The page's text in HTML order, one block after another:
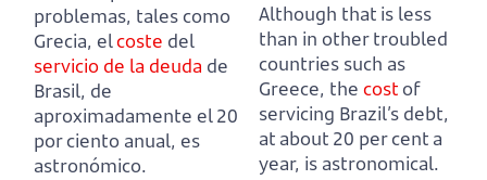
problemas, tales como
Grecia, elcoste del
servicio de la deuda de
Brasil, de
aproximadamente el 20
por ciento anual, es
astronómico.
Although that is less
than in other troubled
countries such as
Greece, the costof
servicing Brazil’s debt,
at about 20 per cent a
year, is astronomical.